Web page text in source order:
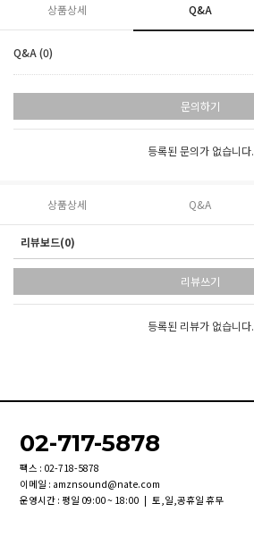
상품상세 Q&A
Q&A (0)
문의하기
등록된 문의가 없습니다.
상품상세 Q&A
리뷰보드(0)
리뷰쓰기
등록된 리뷰가 없습니다.
02-717-5878
팩스 : 02-718-5878
이메일 : amznsound@nate.com
운영시간 : 평일 09:00 ~ 18:00 | 토,일,공휴일 휴무